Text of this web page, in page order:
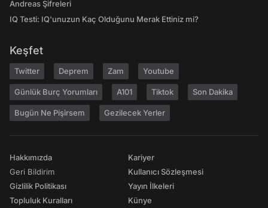
Andreas Şifreleri
IQ Testi: IQ'unuzun Kaç Olduğunu Merak Ettiniz mi?
Keşfet
Twitter Deprem Zam Youtube
Günlük Burç Yorumları A101 Tiktok Son Dakika
Bugün Ne Pişirsem Gezilecek Yerler
Hakkımızda
Geri Bildirim
Gizlilik Politikası
Topluluk Kuralları
Kariyer
Kullanıcı Sözleşmesi
Yayın İlkeleri
Künye